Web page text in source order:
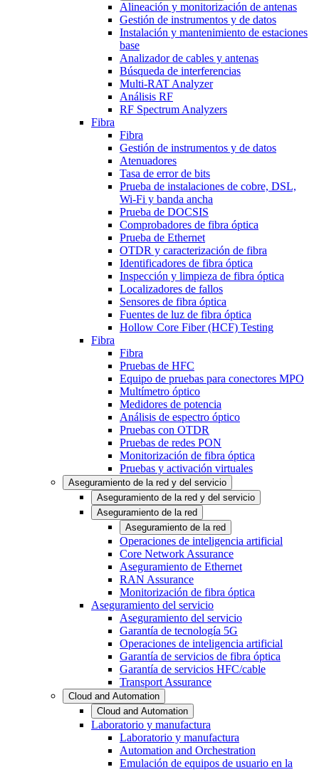
Alineación y monitorización de antenas
Gestión de instrumentos y de datos
Instalación y mantenimiento de estaciones
base
Analizador de cables y antenas
Búsqueda de interferencias
Multi-RAT Analyzer
Análisis RF
RF Spectrum Analyzers
Fibra
Fibra
Gestión de instrumentos y de datos
Atenuadores
Tasa de error de bits
Prueba de instalaciones de cobre, DSL,
Wi-Fi y banda ancha
Prueba de DOCSIS
Comprobadores de fibra óptica
Prueba de Ethernet
OTDR y caracterización de fibra
Identificadores de fibra óptica
Inspección y limpieza de fibra óptica
Localizadores de fallos
Sensores de fibra óptica
Fuentes de luz de fibra óptica
Hollow Core Fiber (HCF) Testing
Fibra
Fibra
Pruebas de HFC
Equipo de pruebas para conectores MPO
Multímetro óptico
Medidores de potencia
Análisis de espectro óptico
Pruebas con OTDR
Pruebas de redes PON
Monitorización de fibra óptica
Pruebas y activación virtuales
Aseguramiento de la red y del servicio
Aseguramiento de la red y del servicio
Aseguramiento de la red
Aseguramiento de la red
Operaciones de inteligencia artificial
Core Network Assurance
Aseguramiento de Ethernet
RAN Assurance
Monitorización de fibra óptica
Aseguramiento del servicio
Aseguramiento del servicio
Garantía de tecnología 5G
Operaciones de inteligencia artificial
Garantía de servicios de fibra óptica
Garantía de servicios HFC/cable
Transport Assurance
Cloud and Automation
Cloud and Automation
Laboratorio y manufactura
Laboratorio y manufactura
Automation and Orchestration
Emulación de equipos de usuario en la